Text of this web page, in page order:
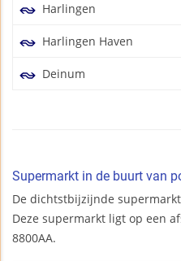
Harlingen
Harlingen Haven
Deinum
Supermarkt in de buurt van
De dichtstbijzijnde
Deze supermarkt ligt op een
8800AA.